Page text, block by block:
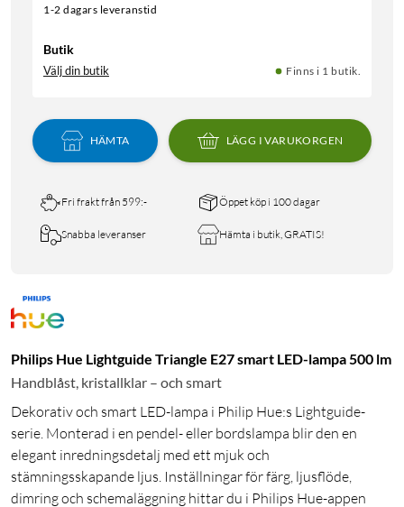
1-2 dagars leveranstid
Butik
Välj din butik Finns i 1 butik.
HÄMTA LÄGG I VARUKORGEN
Fri frakt från 599:- Öppet köp i 100 dagar
Snabba leveranser Hämta i butik, GRATIS!
Philips Hue Lightguide Triangle E27 smart LED-lampa 500 lm
Handblåst, kristallklar – och smart
Dekorativ och smart LED-lampa i Philip Hue:s Lightguide-
serie. Monterad i en pendel- eller bordslampa blir den en
elegant inredningsdetalj med ett mjuk och
stämningsskapande ljus. Inställningar för färg, ljusflöde,
dimring och schemaläggning hittar du i Philips Hue-appen